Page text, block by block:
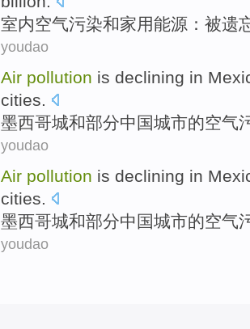
室内空气污染和家用能源 ： 被遗
youdao
Air pollution is declining in
cities.
墨西哥城和部分中国城市的空气
youdao
Air pollution is declining in
cities.
墨西哥城和部分中国城市的空气
youdao